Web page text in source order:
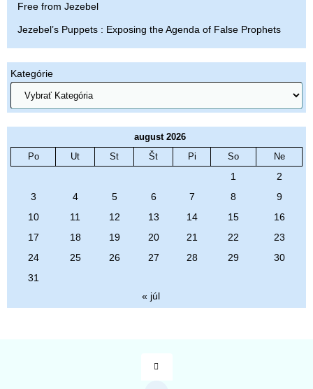
Free from Jezebel
Jezebel’s Puppets : Exposing the Agenda of False Prophets
Kategórie
august 2026
Po
Ut St Št Pi So Ne
1
2
3
4 5 6 7 8
9
10
11 12 13 14 15
16
17
18 19 20 21 22
23
24
25 26 27 28 29
30
31
« júl